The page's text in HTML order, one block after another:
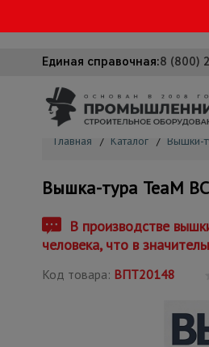
Единая справочная:8 (800)
Вышки-
Сетка,
Главная / Каталог / Вышки-
Вышка-тура TeaM
В производстве
человека, что в
Код товара: ВПТ20148